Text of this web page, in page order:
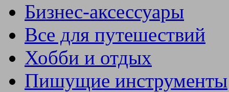
Бизнес-аксессуары
Все для путешествий
Хобби и отдых
Пишущие инструменты